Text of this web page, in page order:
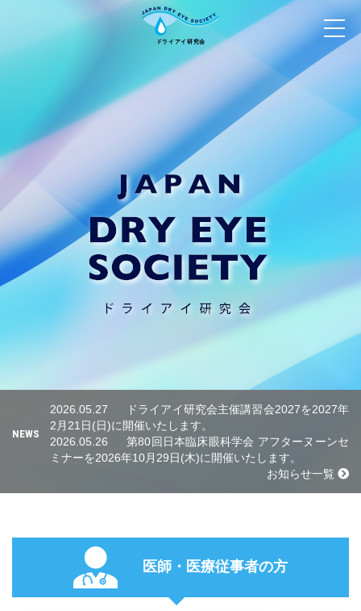
NEWS
2026.05.27
ドライアイ研究会主催講習会2027を2027年
2月21日(日)に開催いたします。
2026.05.26
第80回日本臨床眼科学会 アフターヌーンセ
ミナーを2026年10月29日(木)に開催いたします。
お知らせ一覧
医師・医療従事者の方